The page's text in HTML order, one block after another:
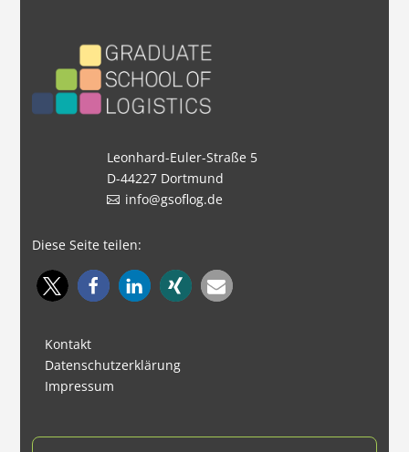
Leonhard-Euler-Straße 5
D-44227 Dortmund
info@gsoflog.de
Diese Seite teilen:
Kontakt
Datenschutzerklärung
Impressum